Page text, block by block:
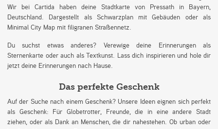
Wir bei Cartida haben deine Stadtkarte von Pressath in Bayern,
Deutschland. Dargestellt als Schwarzplan mit Gebäuden oder als
Minimal City Map mit filigranen Straßennetz.
Du suchst etwas anderes? Verewige deine Erinnerungen als
Sternenkarte oder auch als Textkunst. Lass dich inspirieren und hole dir
jetzt deine Erinnerungen nach Hause.
Das perfekte Geschenk
Auf der Suche nach einem Geschenk? Unsere Ideen eignen sich perfekt
als Geschenk: Für Globetrotter, Freunde, die in eine andere Stadt
ziehen, oder als Dank an Menschen, die dir nahestehen. Ob urban oder